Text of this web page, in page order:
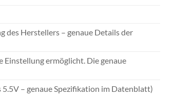
des Herstellers – genaue Details der
Einstellung ermöglicht. Die genaue
– genaue Spezifikation im Datenblatt)